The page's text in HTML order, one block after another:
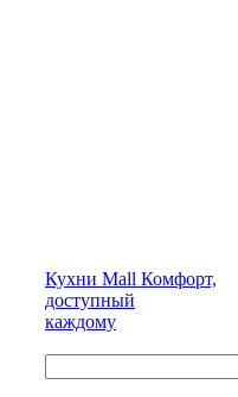
Кухни Mall Комфорт,
доступный
каждому